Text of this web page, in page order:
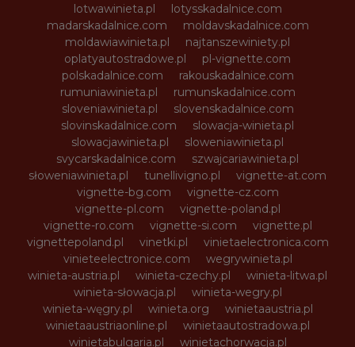
lotwawinieta.pl
lotysskadalnice.com
madarskadalnice.com
moldavskadalnice.com
moldawiawinieta.pl
najtanszewiniety.pl
oplatyautostradowe.pl
pl-vignette.com
polskadalnice.com
rakouskadalnice.com
rumuniawinieta.pl
rumunskadalnice.com
sloveniawinieta.pl
slovenskadalnice.com
slovinskadalnice.com
slowacja-winieta.pl
slowacjawinieta.pl
sloweniawinieta.pl
svycarskadalnice.com
szwajcariawinieta.pl
słoweniawinieta.pl
tunellivigno.pl
vignette-at.com
vignette-bg.com
vignette-cz.com
vignette-pl.com
vignette-poland.pl
vignette-ro.com
vignette-si.com
vignette.pl
vignettepoland.pl
vinetki.pl
vinietaelectronica.com
vinieteelectronice.com
wegrywinieta.pl
winieta-austria.pl
winieta-czechy.pl
winieta-litwa.pl
winieta-słowacja.pl
winieta-wegry.pl
winieta-węgry.pl
winieta.org
winietaaustria.pl
winietaaustriaonline.pl
winietaautostradowa.pl
winietabulgaria.pl
winietachorwacja.pl